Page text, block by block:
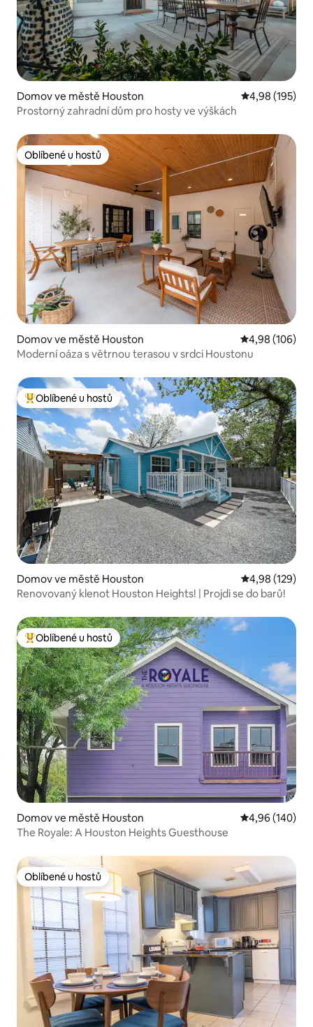
Domov ve městě Houston Průměrné
4,98 (195)
Prostorný zahradní dům pro hosty ve výškách
Oblíbené u hostů
Oblíbené u hostů
Domov ve městě Houston Průměrné
4,98 (106)
Moderní oáza s větrnou terasou v srdci Houstonu
Nejlepší v kategorii Oblíbené u hostů
Oblíbené u hostů
Domov ve městě Houston Průměrné
4,98 (129)
Renovovaný klenot Houston Heights! | Projdi se do barů!
Nejlepší v kategorii Oblíbené u hostů
Oblíbené u hostů
Domov ve městě Houston Průměrné
4,96 (140)
The Royale: A Houston Heights Guesthouse
Oblíbené u hostů
Oblíbené u hostů